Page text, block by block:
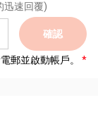
迅速回覆)
確認
郵並啟動帳戶。